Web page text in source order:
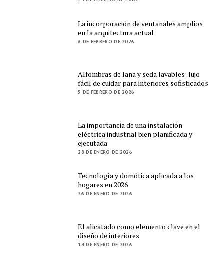
La incorporación de ventanales amplios
en la arquitectura actual
6 DE FEBRERO DE 2026
Alfombras de lana y seda lavables: lujo
fácil de cuidar para interiores sofisticados
5 DE FEBRERO DE 2026
La importancia de una instalación
eléctrica industrial bien planificada y
ejecutada
28 DE ENERO DE 2026
Tecnología y domótica aplicada a los
hogares en 2026
26 DE ENERO DE 2026
El alicatado como elemento clave en el
diseño de interiores
14 DE ENERO DE 2026